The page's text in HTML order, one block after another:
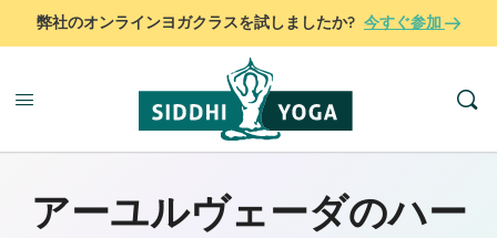
弊社のオンラインヨガクラスを試しましたか? 今すぐ参加
アーユルヴェーダのハー